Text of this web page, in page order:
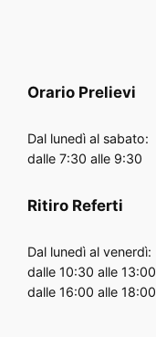
Orario Prelievi
Dal lunedì al sabato:
dalle 7:30 alle 9:30
Ritiro Referti
Dal lunedì al venerdì:
dalle 10:30 alle 13:00
dalle 16:00 alle 18:00